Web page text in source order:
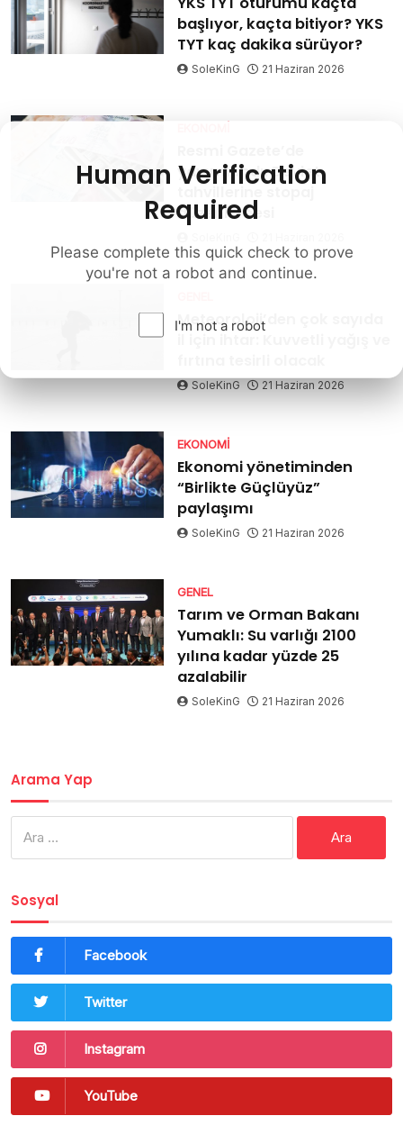
başlıyor, kaçta bitiyor? YKS
TYT kaç dakika sürüyor?
SoleKinG 21 Haziran 2026
yayımlandı: Devlet
düzenlemesi
Meteoroloji’den çok sayıda
SoleKinG 21 Haziran 2026
EKONOMI
Ekonomi yönetiminden
“Birlikte Güçlüyüz”
paylaşımı
SoleKinG 21 Haziran 2026
GENEL
Tarım ve Orman Bakanı
Yumaklı: Su varlığı 2100
yılına kadar yüzde 25
azalabilir
SoleKinG 21 Haziran 2026
Arama Yap
Sosyal
Facebook
Twitter
Instagram
YouTube
Human Verification
Required
Please complete this quick check to prove
you're not a robot and continue.
I'm not a robot